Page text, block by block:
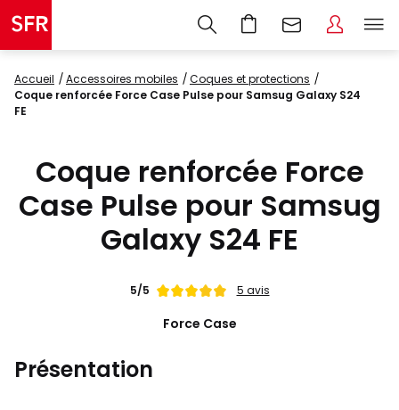
Accueil accessoires mobiles
coques et protections
Coque renforcée Force Case Pulse pour Samsug Galaxy S24
FE
Coque renforcée Force
Case Pulse pour Samsug
Galaxy S24 FE
Note
5/5 5 avis
Force Case
Présentation